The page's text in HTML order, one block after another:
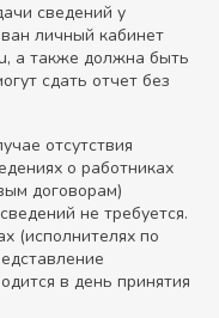
сведений у
личный кабинет
а также должна быть
сдать отчет без
отсутствия
о работниках
договорам)
не требуется.
(исполнителях по
в день принятия